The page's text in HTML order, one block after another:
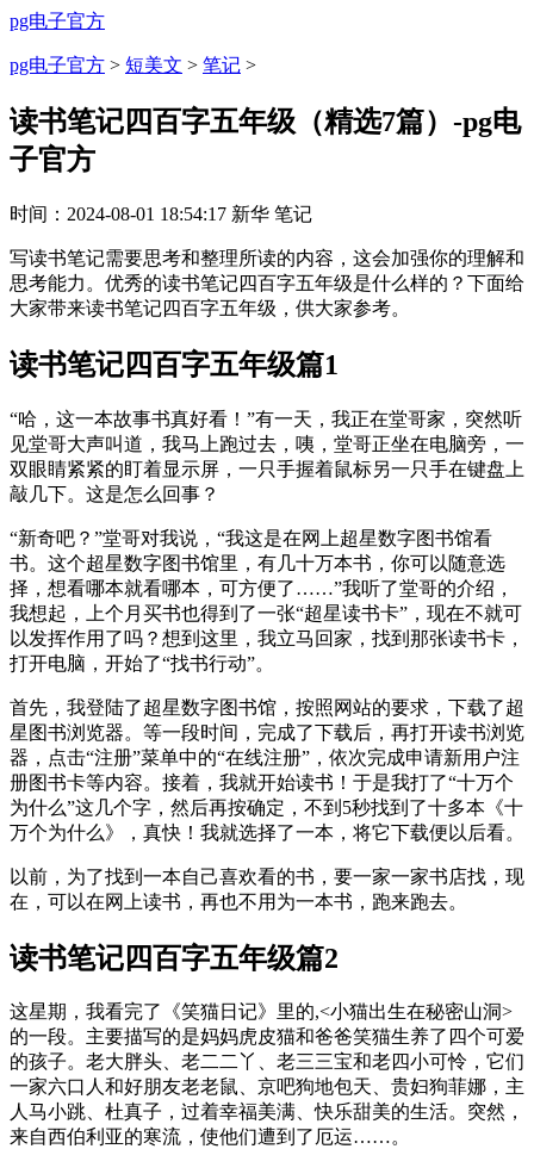
pg电子官方
pg电子官方 > 短美文 > 笔记 >
读书笔记四百字五年级（精选7篇）-pg电
子官方
时间： 2024-08-01 18:54:17 新华 笔记
写读书笔记需要思考和整理所读的内容，这会加强你的理解和
思考能力。优秀的读书笔记四百字五年级是什么样的？下面给
大家带来读书笔记四百字五年级，供大家参考。
读书笔记四百字五年级篇1
“哈，这一本故事书真好看！”有一天，我正在堂哥家，突然听
见堂哥大声叫道，我马上跑过去，咦，堂哥正坐在电脑旁，一
双眼睛紧紧的盯着显示屏，一只手握着鼠标另一只手在键盘上
敲几下。这是怎么回事？
“新奇吧？”堂哥对我说，“我这是在网上超星数字图书馆看
书。这个超星数字图书馆里，有几十万本书，你可以随意选
择，想看哪本就看哪本，可方便了……”我听了堂哥的介绍，
我想起，上个月买书也得到了一张“超星读书卡”，现在不就可
以发挥作用了吗？想到这里，我立马回家，找到那张读书卡，
打开电脑，开始了“找书行动”。
首先，我登陆了超星数字图书馆，按照网站的要求，下载了超
星图书浏览器。等一段时间，完成了下载后，再打开读书浏览
器，点击“注册”菜单中的“在线注册”，依次完成申请新用户注
册图书卡等内容。接着，我就开始读书！于是我打了“十万个
为什么”这几个字，然后再按确定，不到5秒找到了十多本《十
万个为什么》，真快！我就选择了一本，将它下载便以后看。
以前，为了找到一本自己喜欢看的书，要一家一家书店找，现
在，可以在网上读书，再也不用为一本书，跑来跑去。
读书笔记四百字五年级篇2
这星期，我看完了《笑猫日记》里的,<小猫出生在秘密山洞>
的一段。主要描写的是妈妈虎皮猫和爸爸笑猫生养了四个可爱
的孩子。老大胖头、老二二丫、老三三宝和老四小可怜，它们
一家六口人和好朋友老老鼠、京吧狗地包天、贵妇狗菲娜，主
人马小跳、杜真子，过着幸福美满、快乐甜美的生活。突然，
来自西伯利亚的寒流，使他们遭到了厄运……。